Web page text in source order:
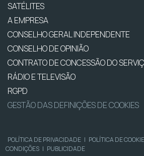
SATÉLITES
A EMPRESA
CONSELHO GERAL INDEPENDENTE
CONSELHO DE OPINIÃO
CONTRATO DE CONCESSÃO DO
RÁDIO E TELEVISÃO
RGPD
GESTÃO DAS DEFINIÇÕES DE COOKIES
POLÍTICA DE PRIVACIDADE | POLÍTICA DE
CONDIÇÕES | PUBLICIDADE